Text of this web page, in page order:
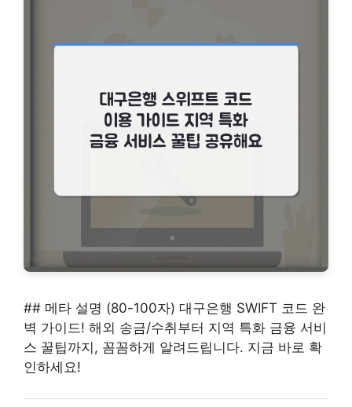
## 메타 설명 (80-100자) 대구은행 SWIFT 코드 완
벽 가이드! 해외 송금/수취부터 지역 특화 금융 서비
스 꿀팁까지, 꼼꼼하게 알려드립니다. 지금 바로 확
인하세요!